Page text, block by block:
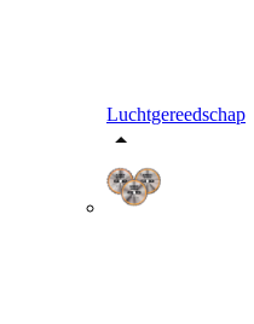
Luchtgereedschap